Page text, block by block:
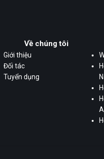
Về chúng tôi
Giới thiệu
Đối tác
Tuyển dụng